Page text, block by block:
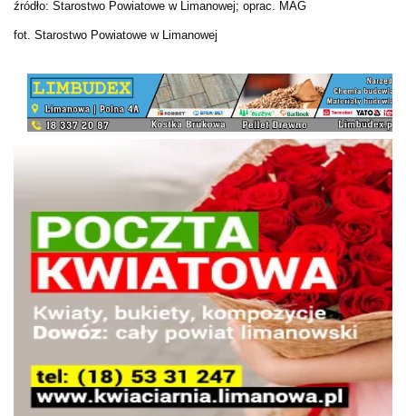
źródło: Starostwo Powiatowe w Limanowej; oprac. MAG
fot. Starostwo Powiatowe w Limanowej